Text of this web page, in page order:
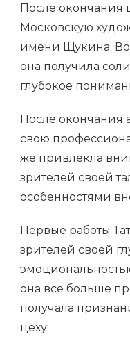
После окончания
Московскую
имени Щукина.
она получила
глубокое
После окончания
свою
же привлекла
зрителей своей
особенностями
Первые работы
зрителей своей
она все больше
получала
цеху.